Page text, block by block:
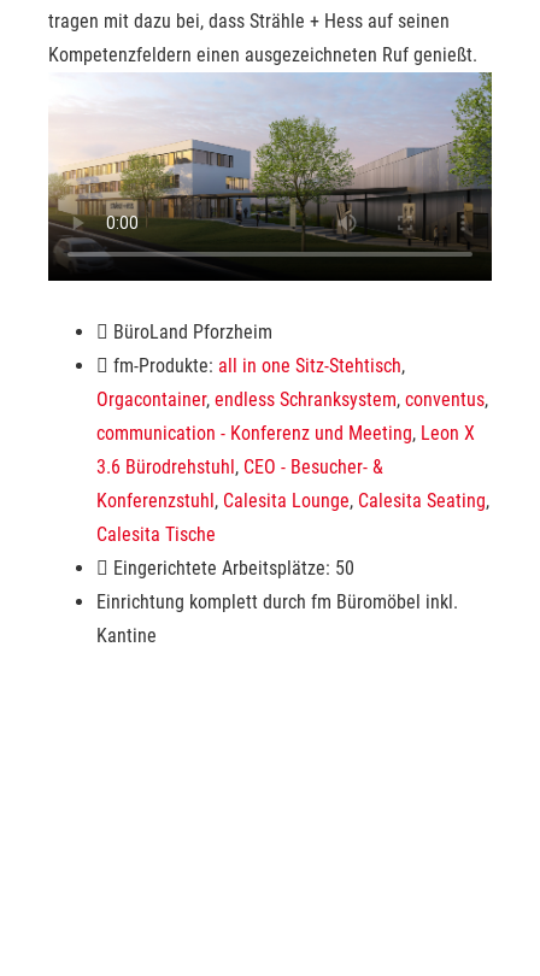
tragen mit dazu bei, dass Strähle + Hess auf seinen
Kompetenzfeldern einen ausgezeichneten Ruf genießt.
BüroLand Pforzheim
fm-Produkte: all in one Sitz-Stehtisch,
Orgacontainer, endless Schranksystem, conventus,
communication - Konferenz und Meeting, Leon X
3.6 Bürodrehstuhl, CEO - Besucher- &
Konferenzstuhl, Calesita Lounge, Calesita Seating,
Calesita Tische
Eingerichtete Arbeitsplätze: 50
Einrichtung komplett durch fm Büromöbel inkl.
Kantine